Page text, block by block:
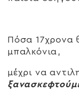
Πόσα 17χρονα
μπαλκόνια,
μέχρι να